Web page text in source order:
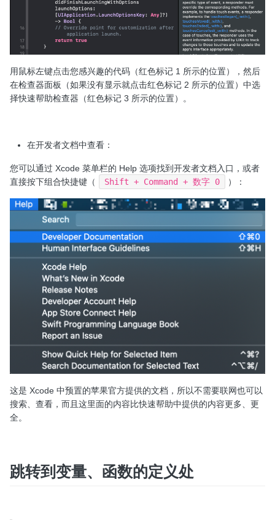
用鼠标左键点击您感兴趣的代码（红色标记 1 所示的位置），然后
在检查器面板（如果没有显示就点击红色标记 2 所示的位置）中选
择快速帮助检查器（红色标记 3 所示的位置）。
在开发者文档中查看：
您可以通过 Xcode 菜单栏的 Help 选项找到开发者文档入口，或者
直接按下组合快捷键（
Shift + Command + 数字 0 ）：
这是 Xcode 中预置的苹果官方提供的文档，所以不需要联网也可以
搜索、查看，而且这里面的内容比快速帮助中提供的内容更多、更
全。
跳转到变量、函数的定义处